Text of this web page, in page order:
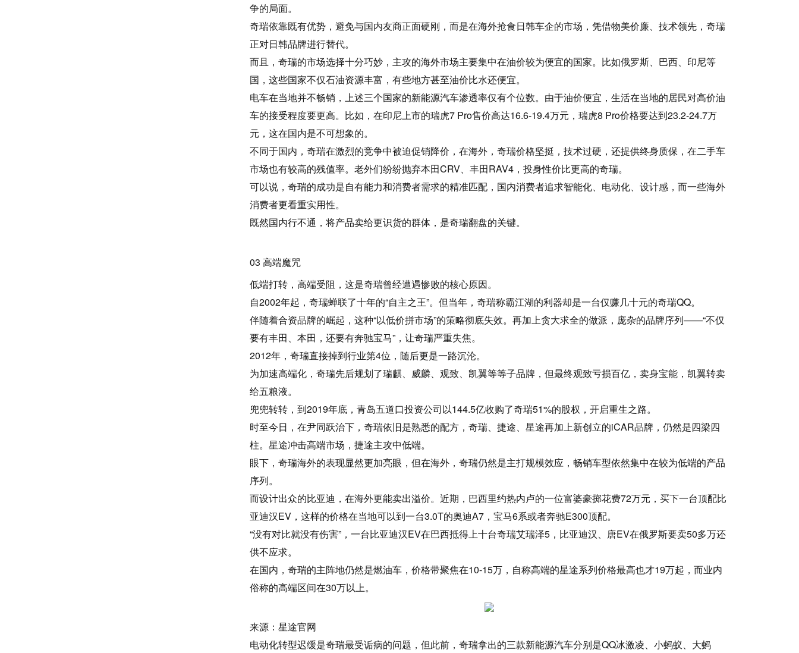
争的局面。
奇瑞依靠既有优势，避免与国内友商正面硬刚，而是在海外抢食日韩车企的市场，凭借物美价廉、技术领先，奇瑞
正对日韩品牌进行替代。
而且，奇瑞的市场选择十分巧妙，主攻的海外市场主要集中在油价较为便宜的国家。比如俄罗斯、巴西、印尼等
国，这些国家不仅石油资源丰富，有些地方甚至油价比水还便宜。
电车在当地并不畅销，上述三个国家的新能源汽车渗透率仅有个位数。由于油价便宜，生活在当地的居民对高价油
车的接受程度要更高。比如，在印尼上市的瑞虎7 Pro售价高达16.6-19.4万元，瑞虎8 Pro价格要达到23.2-24.7万
元，这在国内是不可想象的。
不同于国内，奇瑞在激烈的竞争中被迫促销降价，在海外，奇瑞价格坚挺，技术过硬，还提供终身质保，在二手车
市场也有较高的残值率。老外们纷纷抛弃本田CRV、丰田RAV4，投身性价比更高的奇瑞。
可以说，奇瑞的成功是自有能力和消费者需求的精准匹配，国内消费者追求智能化、电动化、设计感，而一些海外
消费者更看重实用性。
既然国内行不通，将产品卖给更识货的群体，是奇瑞翻盘的关键。
03 高端魔咒
低端打转，高端受阻，这是奇瑞曾经遭遇惨败的核心原因。
自2002年起，奇瑞蝉联了十年的“自主之王”。但当年，奇瑞称霸江湖的利器却是一台仅赚几十元的奇瑞QQ。
伴随着合资品牌的崛起，这种“以低价拼市场”的策略彻底失效。再加上贪大求全的做派，庞杂的品牌序列——“不仅
要有丰田、本田，还要有奔驰宝马”，让奇瑞严重失焦。
2012年，奇瑞直接掉到行业第4位，随后更是一路沉沦。
为加速高端化，奇瑞先后规划了瑞麒、威麟、观致、凯翼等等子品牌，但最终观致亏损百亿，卖身宝能，凯翼转卖
给五粮液。
兜兜转转，到2019年底，青岛五道口投资公司以144.5亿收购了奇瑞51%的股权，开启重生之路。
时至今日，在尹同跃治下，奇瑞依旧是熟悉的配方，奇瑞、捷途、星途再加上新创立的iCAR品牌，仍然是四梁四
柱。星途冲击高端市场，捷途主攻中低端。
眼下，奇瑞海外的表现显然更加亮眼，但在海外，奇瑞仍然是主打规模效应，畅销车型依然集中在较为低端的产品
序列。
而设计出众的比亚迪，在海外更能卖出溢价。近期，巴西里约热内卢的一位富婆豪掷花费72万元，买下一台顶配比
亚迪汉EV，这样的价格在当地可以到一台3.0T的奥迪A7，宝马6系或者奔驰E300顶配。
“没有对比就没有伤害”，一台比亚迪汉EV在巴西抵得上十台奇瑞艾瑞泽5，比亚迪汉、唐EV在俄罗斯要卖50多万还
供不应求。
在国内，奇瑞的主阵地仍然是燃油车，价格带聚焦在10-15万，自称高端的星途系列价格最高也才19万起，而业内
俗称的高端区间在30万以上。
来源：星途官网
电动化转型迟缓是奇瑞最受诟病的问题，但此前，奇瑞拿出的三款新能源汽车分别是QQ冰激凌、小蚂蚁、大蚂